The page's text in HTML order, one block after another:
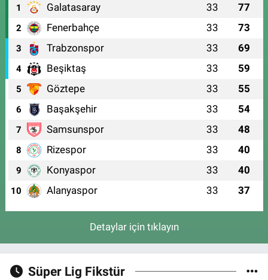
1 Galatasaray 33 77
2 Fenerbahçe 33 73
3 Trabzonspor 33 69
4 Beşiktaş 33 59
5 Göztepe 33 55
6 Başakşehir 33 54
7 Samsunspor 33 48
8 Rizespor 33 40
9 Konyaspor 33 40
10 Alanyaspor 33 37
Detaylar için tıklayın
Süper Lig Fikstür